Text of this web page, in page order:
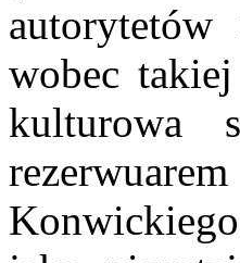
wobec
kulturowa